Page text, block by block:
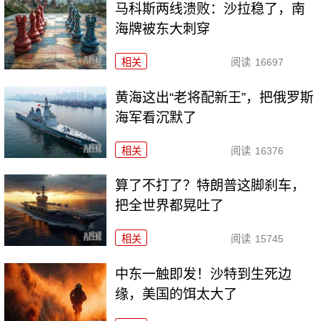
马科斯两线溃败：沙拉稳了，南
海牌被东大刺穿
相关 阅读 16697
黄海这出“老将配新王”，把俄罗斯
海军看沉默了
相关 阅读 16376
算了不打了？特朗普这脚刹车，
把全世界都晃吐了
相关 阅读 15745
中东一触即发！沙特到生死边
缘，美国的饵太大了